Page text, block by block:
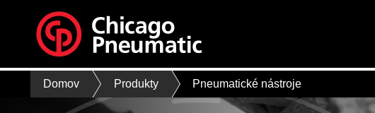
Domov Produkty Pneumatické nástroje